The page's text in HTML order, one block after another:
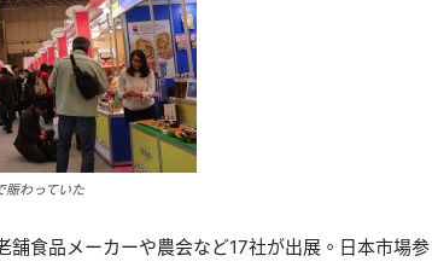
賑わっていた
食品メーカーや農会など17社が出展。日本市場参